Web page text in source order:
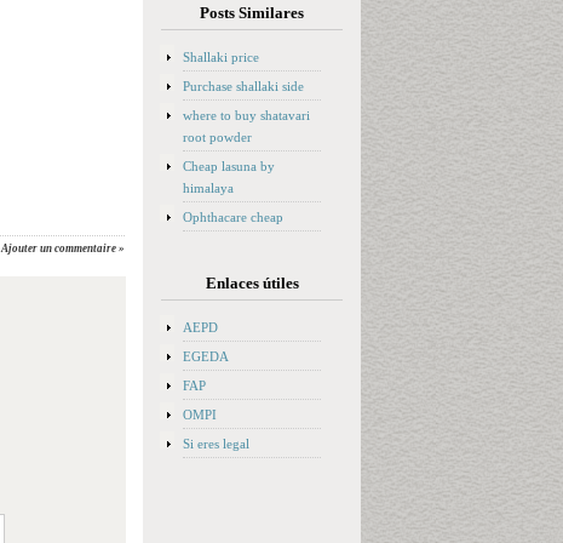
Ajouter un commentaire »
Posts Similares
Shallaki price
Purchase shallaki side
where to buy shatavari
root powder
Cheap lasuna by
himalaya
Ophthacare cheap
Enlaces útiles
AEPD
EGEDA
FAP
OMPI
Si eres legal